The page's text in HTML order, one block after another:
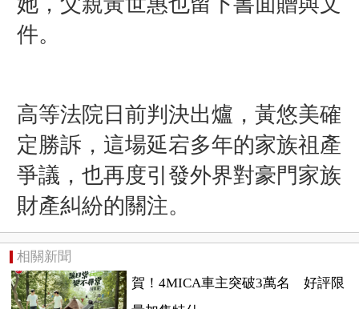
件。
高等法院日前判決出爐，黃悠美確
定勝訴，這場延宕多年的家族祖產
爭議，也再度引發外界對豪門家族
財產糾紛的關注。
相關新聞
賀！4MICA車主突破3萬名 好評限